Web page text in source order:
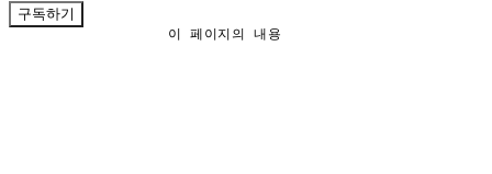
이 페이지의 내용
구독하기